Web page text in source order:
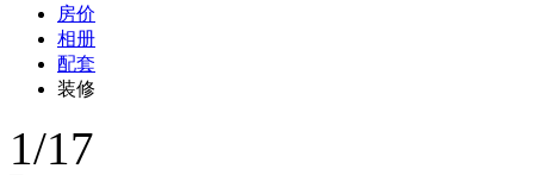
房价
相册
配套
装修
1/17